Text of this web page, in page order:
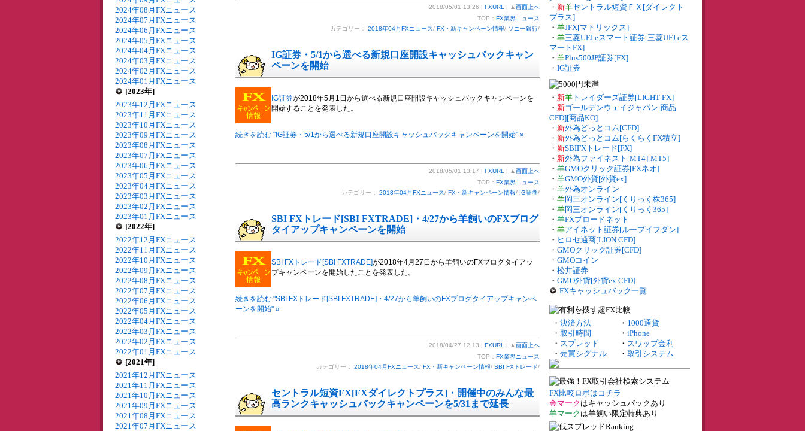
2024年08月FXニュース
2024年07月FXニュース
2024年06月FXニュース
2024年05月FXニュース
2024年04月FXニュース
2024年03月FXニュース
2024年02月FXニュース
2024年01月FXニュース
[2023年]
2023年12月FXニュース
2023年11月FXニュース
2023年10月FXニュース
2023年09月FXニュース
2023年08月FXニュース
2023年07月FXニュース
2023年06月FXニュース
2023年05月FXニュース
2023年04月FXニュース
2023年03月FXニュース
2023年02月FXニュース
2023年01月FXニュース
[2022年]
2022年12月FXニュース
2022年11月FXニュース
2022年10月FXニュース
2022年09月FXニュース
2022年08月FXニュース
2022年07月FXニュース
2022年06月FXニュース
2022年05月FXニュース
2022年04月FXニュース
2022年03月FXニュース
2022年02月FXニュース
2022年01月FXニュース
[2021年]
2021年12月FXニュース
2021年11月FXニュース
2021年10月FXニュース
2021年09月FXニュース
2021年08月FXニュース
2021年07月FXニュース
2018/05/01 13:26 | FXURL | ▲ 画面上へ
TOP： FX業界ニュース
カテゴリー： 2018年04月FXニュース/ FX・新キャンペーン情報/ ソニー銀行/
IG証券・5/1から選べる新規口座開設キャッシュバックキャン
ペーンを開始
IG証券が2018年5月1日から選べる新規口座開設キャッシュバックキャンペーンを
開始することを発表した。
続きを読む "IG証券・5/1から選べる新規口座開設キャッシュバックキャンペーンを開始" »
2018/05/01 13:17 | FXURL | ▲ 画面上へ
TOP： FX業界ニュース
カテゴリー： 2018年04月FXニュース/ FX・新キャンペーン情報/ IG証券/
SBI FXトレード[SBI FXTRADE]・4/27から羊飼いのFXブログ
タイアップキャンペーンを開始
SBI FXトレード[SBI FXTRADE]が2018年4月27日から羊飼いのFXブログタイアッ
プキャンペーンを開始したことを発表した。
続きを読む "SBI FXトレード[SBI FXTRADE]・4/27から羊飼いのFXブログタイアップキャンペ
ーンを開始" »
2018/04/27 12:13 | FXURL | ▲ 画面上へ
TOP： FX業界ニュース
カテゴリー： 2018年04月FXニュース/ FX・新キャンペーン情報/ SBI FXトレード/
セントラル短資FX[FXダイレクトプラス]・開催中のみんな最
高ランクキャッシュバックキャンペーンを5/31まで延長
・ 新羊セントラル短資ＦＸ[ダイレクト
プラス]
・ 羊JFX[マトリックス]
・ 羊三菱UFJ eスマート証券[三菱UFJ eス
マートFX]
・ 羊Plus500JP証券[FX]
・ IG証券
・ 新羊 トレイダーズ証券[LIGHT FX]
・ 新ゴールデンウェイジャパン[商品
CFD][商品KO]
・ 新外為どっとコム[CFD]
・ 新外為どっとコム[らくらくFX積立]
・ 新SBIFXトレード[FX]
・ 新外為ファイネスト[MT4][MT5]
・ 羊GMOクリック証券[FXネオ]
・ 羊GMO外貨[外貨ex]
・ 羊外為オンライン
・ 羊岡三オンライン[くりっく株365]
・ 羊岡三オンライン[くりっく365]
・ 羊FXブロードネット
・ 羊アイネット証券[ループイフダン]
・ ヒロセ通商[LION CFD]
・ GMOクリック証券[CFD]
・ GMOコイン
・ 松井証券
・ GMO外貨[外貨ex CFD]
FXキャッシュバック一覧
・ 決済方法 ・ 1000通貨
・ 取引時間 ・ iPhone
・ スプレッド ・ スワップ金利
・ 売買シグナル ・ 取引システム
FX比較ロボはコチラ
金マーク はキャッシュバックあり
羊マーク は羊飼い限定特典あり